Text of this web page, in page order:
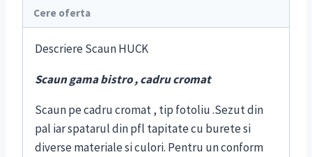
Cere oferta
Descriere Scaun HUCK
Scaun gama bistro , cadru cromat
Scaun pe cadru cromat , tip fotoliu .Sezut din
pal iar spatarul din pfl tapitate cu burete si
diverse materiale si culori. Pentru un conform